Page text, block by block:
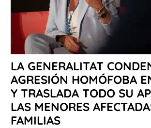
LA GENERALITAT
AGRESIÓN HOMÓFOBA
Y TRASLADA TODO SU
LAS MENORES
FAMILIAS